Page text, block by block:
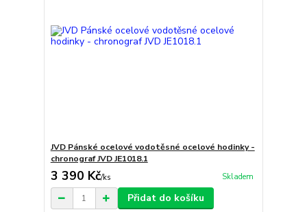
JVD Pánské ocelové vodotěsné ocelové hodinky -
chronograf JVD JE1018.1
3 390 Kč/ks Skladem
Přidat do košíku